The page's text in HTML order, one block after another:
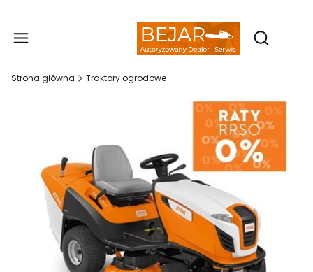
Otwórz
Strona główna Traktory ogrodowe